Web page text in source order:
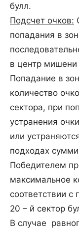
булл.
Подсчет очков:
попадания в
в центр
Попадание в
количество
сектора, при
устранения
или
подходах
Победителем
максимальное
соответствии с
20 – й сектор
В случае